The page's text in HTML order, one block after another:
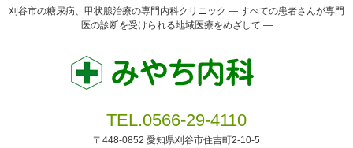
刈谷市の糖尿病、甲状腺治療の専門内科クリニック ― すべての患者さんが専門
医の診断を受けられる地域医療をめざして ―
TEL.0566-29-4110
〒448-0852 愛知県刈谷市住吉町2-10-5